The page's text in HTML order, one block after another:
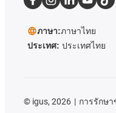
ภาษา:ภาษาไทย
ประเทศ: ประเทศไทย
© igus, 2026 การรักษ